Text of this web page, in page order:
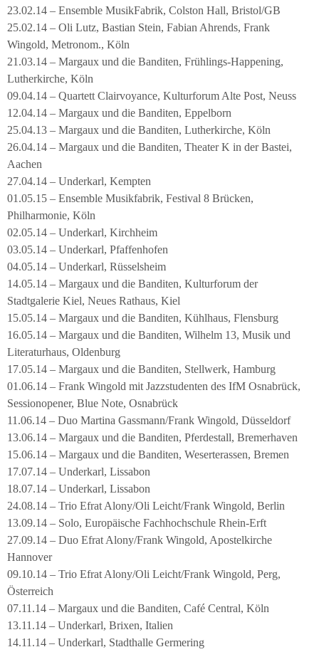
23.02.14 – Ensemble MusikFabrik, Colston Hall, Bristol/GB
25.02.14 – Oli Lutz, Bastian Stein, Fabian Ahrends, Frank
Wingold, Metronom., Köln
21.03.14 – Margaux und die Banditen, Frühlings-Happening,
Lutherkirche, Köln
09.04.14 – Quartett Clairvoyance, Kulturforum Alte Post, Neuss
12.04.14 – Margaux und die Banditen, Eppelborn
25.04.13 – Margaux und die Banditen, Lutherkirche, Köln
26.04.14 – Margaux und die Banditen, Theater K in der Bastei,
Aachen
27.04.14 – Underkarl, Kempten
01.05.15 – Ensemble Musikfabrik, Festival 8 Brücken,
Philharmonie, Köln
02.05.14 – Underkarl, Kirchheim
03.05.14 – Underkarl, Pfaffenhofen
04.05.14 – Underkarl, Rüsselsheim
14.05.14 – Margaux und die Banditen, Kulturforum der
Stadtgalerie Kiel, Neues Rathaus, Kiel
15.05.14 – Margaux und die Banditen, Kühlhaus, Flensburg
16.05.14 – Margaux und die Banditen, Wilhelm 13, Musik und
Literaturhaus, Oldenburg
17.05.14 – Margaux und die Banditen, Stellwerk, Hamburg
01.06.14 – Frank Wingold mit Jazzstudenten des IfM Osnabrück,
Sessionopener, Blue Note, Osnabrück
11.06.14 – Duo Martina Gassmann/Frank Wingold, Düsseldorf
13.06.14 – Margaux und die Banditen, Pferdestall, Bremerhaven
15.06.14 – Margaux und die Banditen, Weserterassen, Bremen
17.07.14 – Underkarl, Lissabon
18.07.14 – Underkarl, Lissabon
24.08.14 – Trio Efrat Alony/Oli Leicht/Frank Wingold, Berlin
13.09.14 – Solo, Europäische Fachhochschule Rhein-Erft
27.09.14 – Duo Efrat Alony/Frank Wingold, Apostelkirche
Hannover
09.10.14 – Trio Efrat Alony/Oli Leicht/Frank Wingold, Perg,
Österreich
07.11.14 – Margaux und die Banditen, Café Central, Köln
13.11.14 – Underkarl, Brixen, Italien
14.11.14 – Underkarl, Stadthalle Germering